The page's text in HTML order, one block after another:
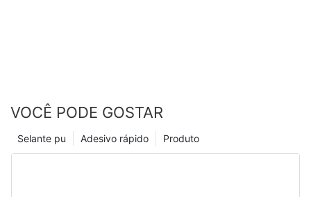
VOCÊ PODE GOSTAR
Produto
Adesivo rápido
Selante pu